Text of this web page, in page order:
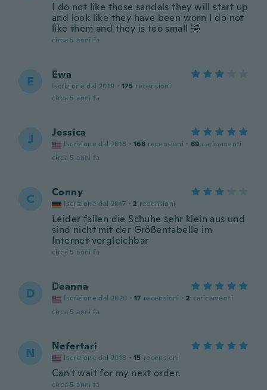
I do not like those sandals they will start up
and look like they have been worn I do not
like them and they is too small 🤣
circa 5 anni fa
E Ewa
Iscrizione dal 2019 · 175 recensioni
circa 5 anni fa
J Jessica
Iscrizione dal 2018 · 168 recensioni · 69 caricamenti
circa 5 anni fa
C Conny
Iscrizione dal 2017 · 2 recensioni
Leider fallen die Schuhe sehr klein aus und
sind nicht mit der Größentabelle im
Internet vergleichbar
circa 5 anni fa
D Deanna
Iscrizione dal 2020 · 17 recensioni · 2 caricamenti
circa 5 anni fa
N Nefertari
Iscrizione dal 2018 · 15 recensioni
Can't wait for my next order.
circa 5 anni fa